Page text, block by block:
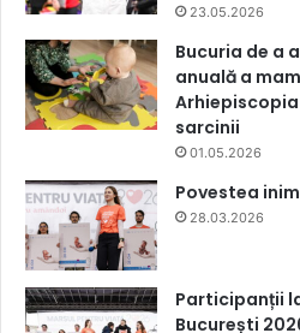
23.05.2026
Bucuria de a
anuală a
sarcinii
01.05.2026
Povestea
28.03.2026
Participanții
București